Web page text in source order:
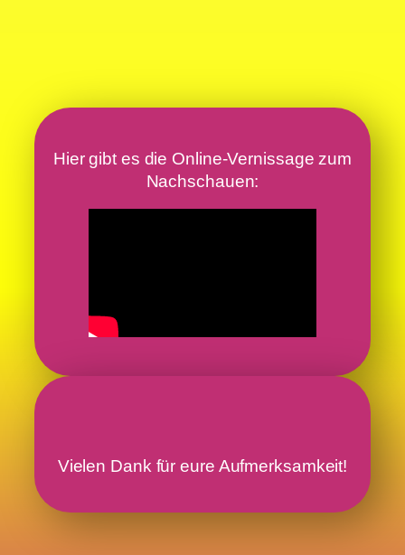
Hier gibt es die Online-Vernissage zum
Nachschauen:
Vielen Dank für eure Aufmerksamkeit!